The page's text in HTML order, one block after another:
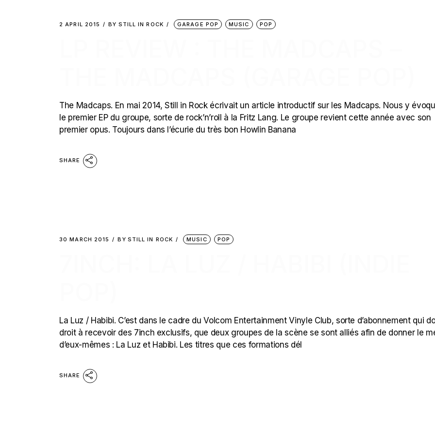
2 APRIL 2015 BY STILL IN ROCK GARAGE POP MUSIC POP
The Madcaps. En mai 2014, Still in Rock écrivait un article introductif sur les Madcaps. Nous y
le premier EP du groupe, sorte de rock’n’roll à la Fritz Lang. Le groupe revient cette année avec son
premier opus. Toujours dans l’écurie du très bon Howlin Banana
SHARE
30 MARCH 2015 BY STILL IN ROCK MUSIC POP
La Luz / Habibi. C’est dans le cadre du Volcom Entertainment Vinyle Club, sorte d’abonnement qui
droit à recevoir des 7inch exclusifs, que deux groupes de la scène se sont alliés afin de donner le
d’eux-mêmes : La Luz et Habibi. Les titres que ces formations dél
SHARE